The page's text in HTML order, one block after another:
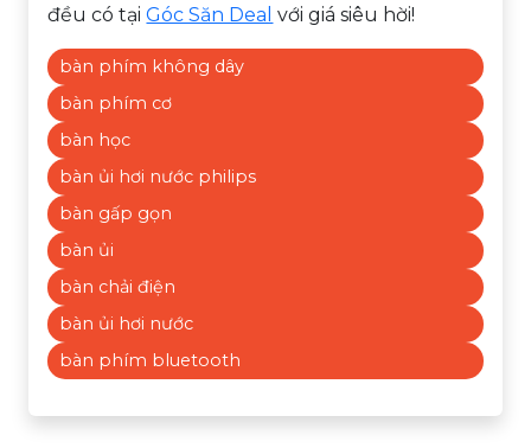
đều có tạiGóc Săn Deal với giá siêu hời!
bàn phím không dây
bàn phím cơ
bàn học
bàn ủi hơi nước philips
bàn gấp gọn
bàn ủi
bàn chải điện
bàn ủi hơi nước
bàn phím bluetooth